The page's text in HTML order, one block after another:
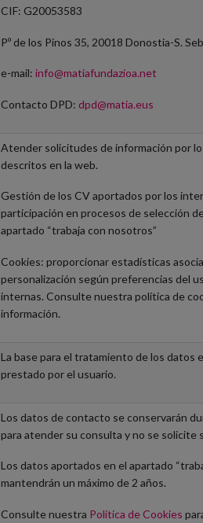
CIF: G20053583
Pº de los Pinos 35, 20018 Donostia-S.
e-mail:info@matiafundazioa.net
Contacto DPD:dpd@matia.eus
Atender solicitudes de información por
descritos en la web.
Gestión de los CV aportados por los
participación en procesos de selección
apartado “trabaja con nosotros”
Cookies: proporcionar estadísticas
personalización según preferencias del
internas. Consulte nuestra política de
información.
La base para el tratamiento de los datos
prestado por el usuario.
Los datos de contacto se conservarán
para atender su consulta y no se solicite
Los datos aportados en el apartado
mantendrán un máximo de 2 años.
Consulte nuestra Política de Cookies